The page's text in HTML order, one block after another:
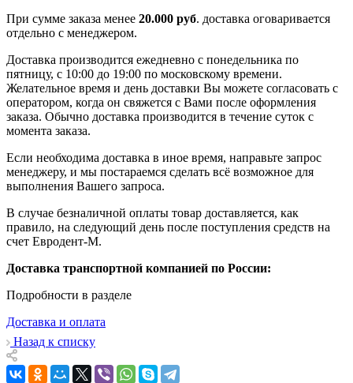
При сумме заказа менее 20.000 руб. доставка оговаривается
отдельно с менеджером.
Доставка производится ежедневно с понедельника по
пятницу, с 10:00 до 19:00 по московскому времени.
Желательное время и день доставки Вы можете согласовать с
оператором, когда он свяжется с Вами после оформления
заказа. Обычно доставка производится в течение суток с
момента заказа.
Если необходима доставка в иное время, направьте запрос
менеджеру, и мы постараемся сделать всё возможное для
выполнения Вашего запроса.
В случае безналичной оплаты товар доставляется, как
правило, на следующий день после поступления средств на
счет Евродент-М.
Доставка транспортной компанией по России:
Подробности в разделе
Доставка и оплата
Назад к списку